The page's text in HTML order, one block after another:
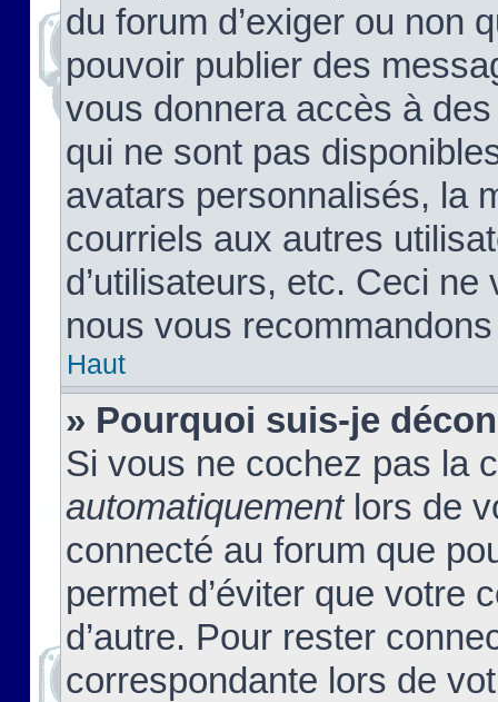
du forum d’exiger ou non
pouvoir publier des
vous donnera accès à
qui ne sont pas
avatars personnalisés, la
courriels aux autres
d’utilisateurs, etc. Ceci
nous vous
Haut
» Pourquoi suis-je
Si vous ne cochez pas la
automatiquementlors de
connecté au forum que
permet d’éviter que votre
d’autre. Pour rester
correspondante lors de